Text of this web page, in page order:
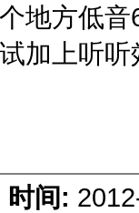
地方低
加上听
时间: